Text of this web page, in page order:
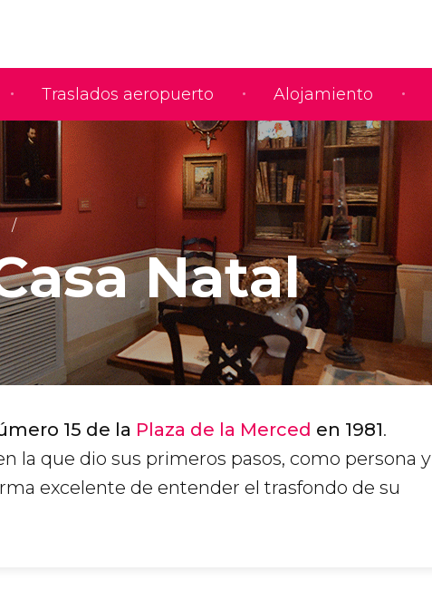
Traslados aeropuerto Alojamiento
Natal
15 de la Plaza de la Merced en 1981.
la que dio sus primeros pasos, como persona y
excelente de entender el trasfondo de su